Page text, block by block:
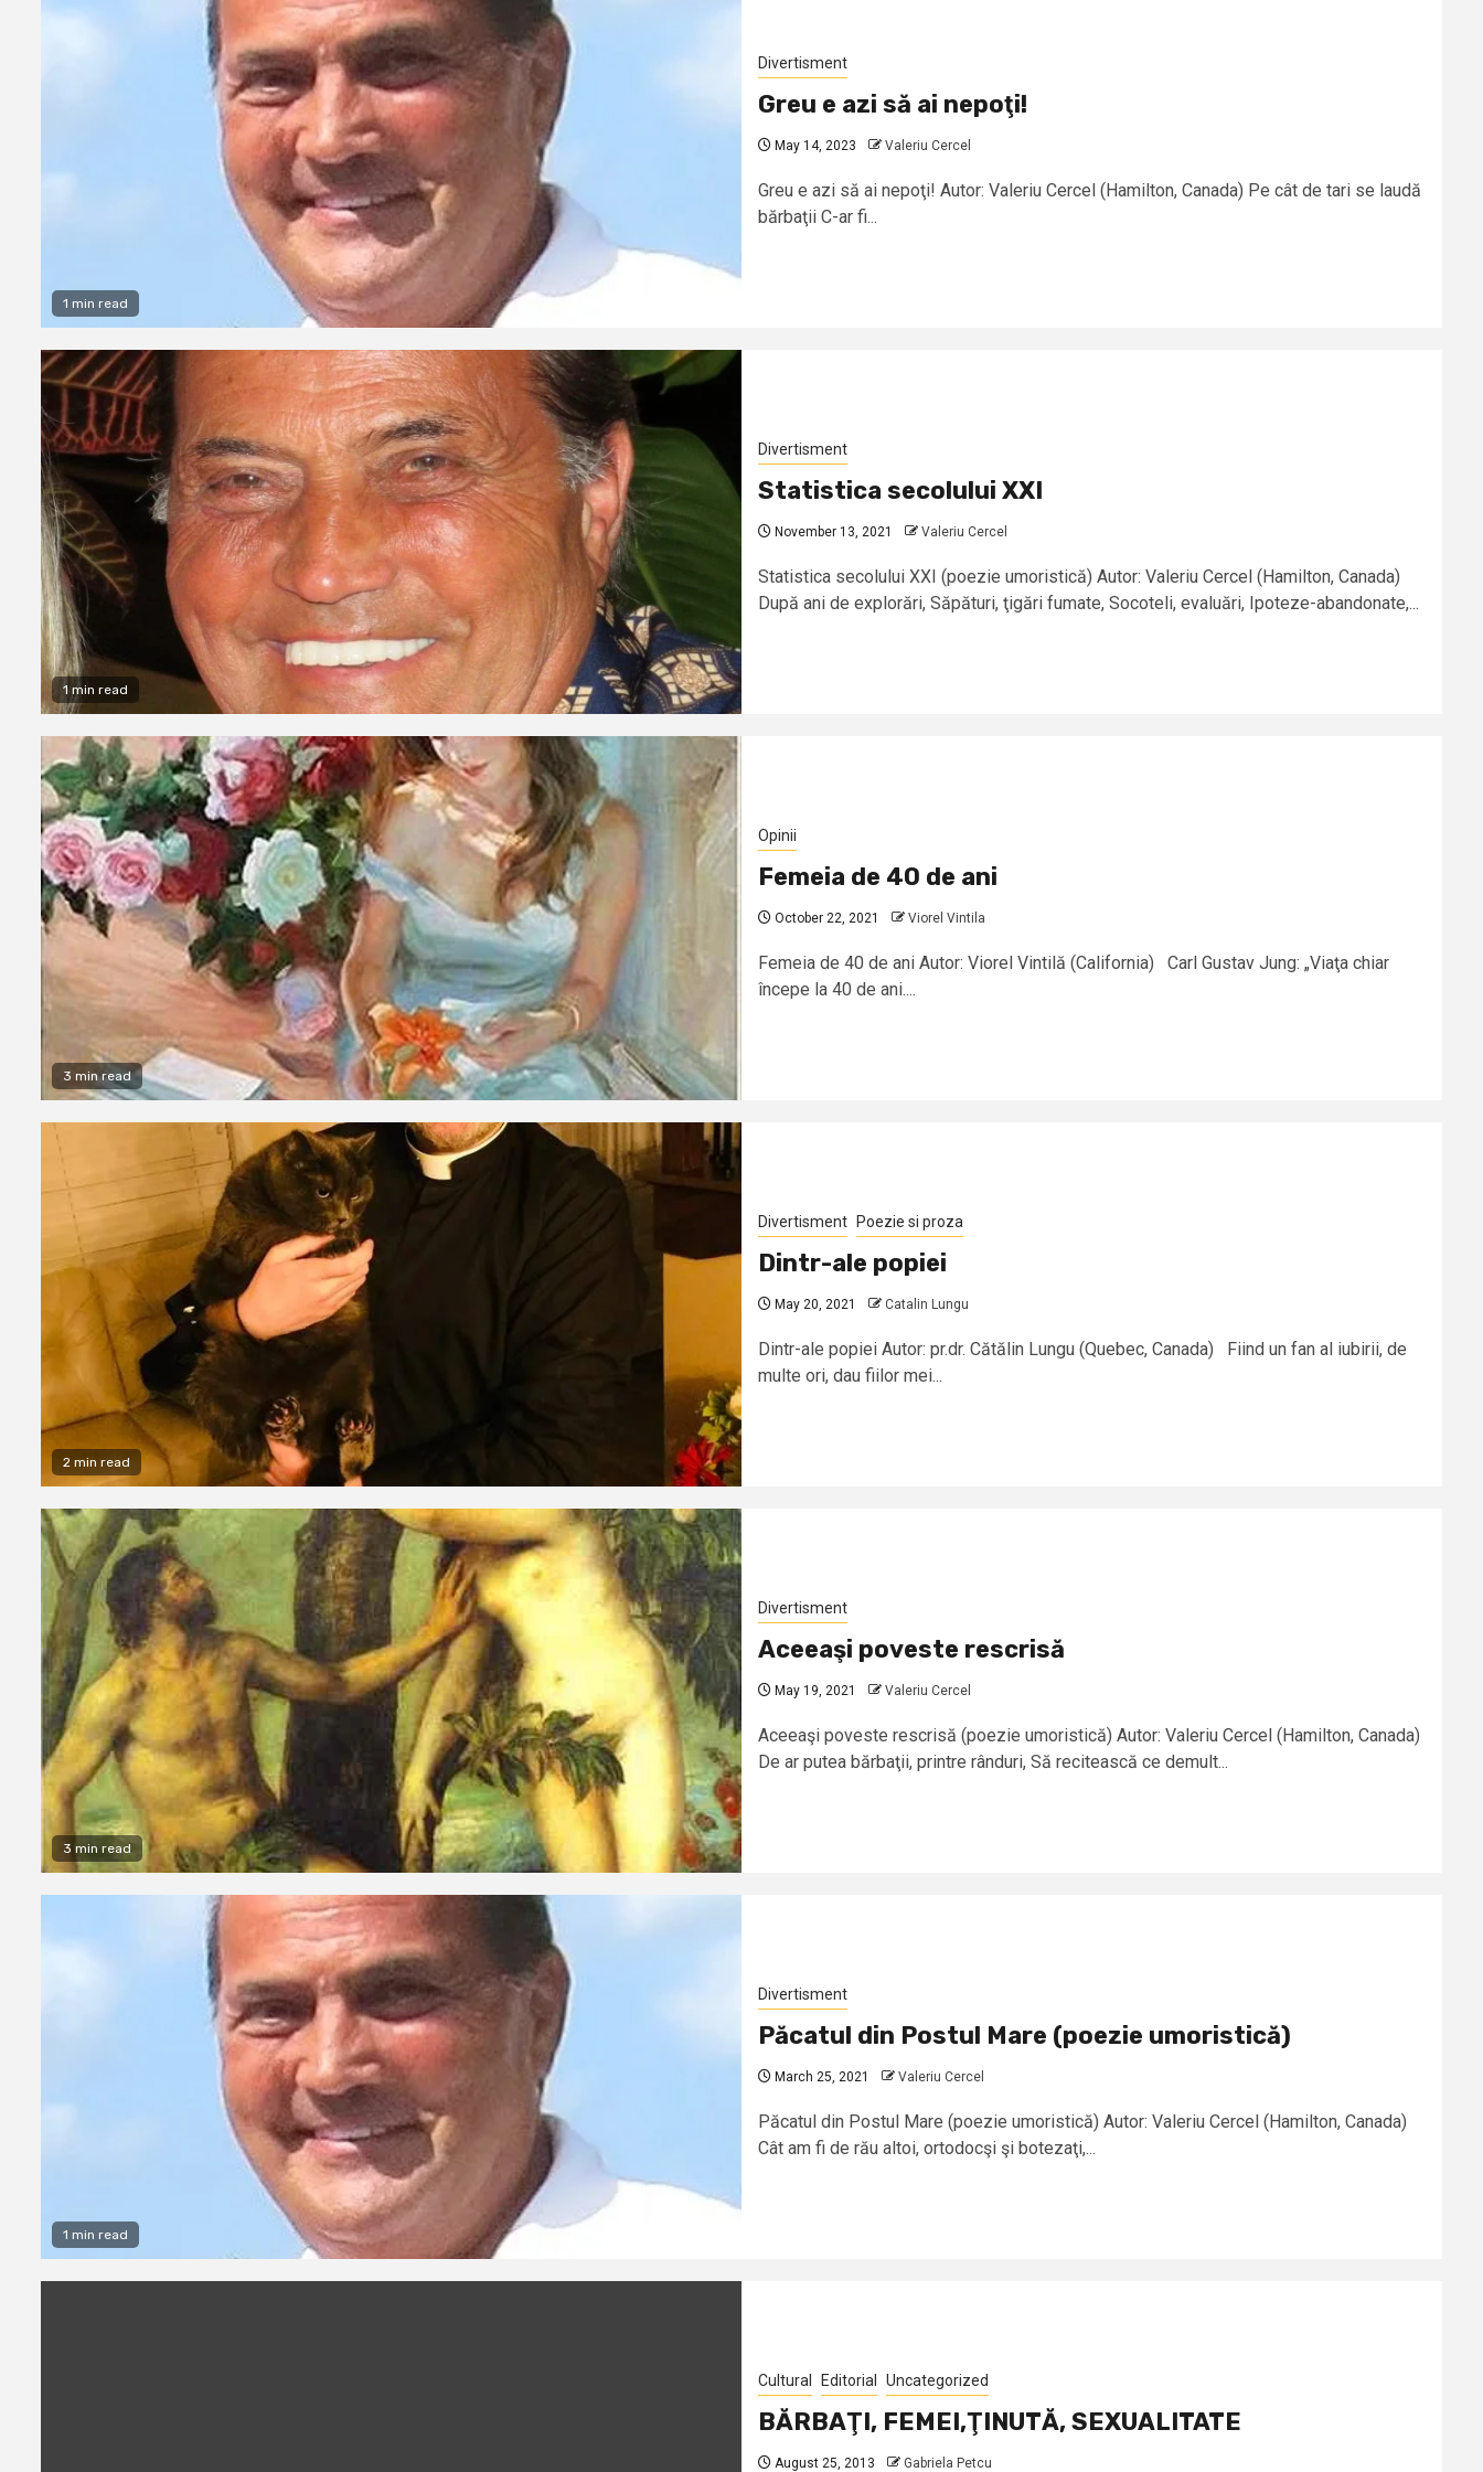
1 min read
Divertisment
Greu e azi să ai nepoţi!
May 14, 2023 Valeriu Cercel
Greu e azi să ai nepoţi! Autor: Valeriu Cercel (Hamilton, Canada) Pe cât de tari se laudă
bărbaţii C-ar fi...
1 min read
Divertisment
Statistica secolului XXI
November 13, 2021 Valeriu Cercel
Statistica secolului XXI (poezie umoristică) Autor: Valeriu Cercel (Hamilton, Canada)
După ani de explorări, Săpături, ţigări fumate, Socoteli, evaluări, Ipoteze-abandonate,...
3 min read
Opinii
Femeia de 40 de ani
October 22, 2021 Viorel Vintila
Femeia de 40 de ani Autor: Viorel Vintilă (California) Carl Gustav Jung: „Viaţa chiar
începe la 40 de ani....
2 min read
Divertisment Poezie si proza
Dintr-ale popiei
May 20, 2021 Catalin Lungu
Dintr-ale popiei Autor: pr.dr. Cătălin Lungu (Quebec, Canada) Fiind un fan al iubirii, de
multe ori, dau fiilor mei...
3 min read
Divertisment
Aceeaşi poveste rescrisă
May 19, 2021 Valeriu Cercel
Aceeaşi poveste rescrisă (poezie umoristică) Autor: Valeriu Cercel (Hamilton, Canada)
De ar putea bărbaţii, printre rânduri, Să recitească ce demult...
1 min read
Divertisment
Păcatul din Postul Mare (poezie umoristică)
March 25, 2021 Valeriu Cercel
Păcatul din Postul Mare (poezie umoristică) Autor: Valeriu Cercel (Hamilton, Canada)
Cât am fi de rău altoi, ortodocşi şi botezaţi,...
Cultural Editorial Uncategorized
BĂRBAŢI, FEMEI,ŢINUTĂ, SEXUALITATE
August 25, 2013 Gabriela Petcu